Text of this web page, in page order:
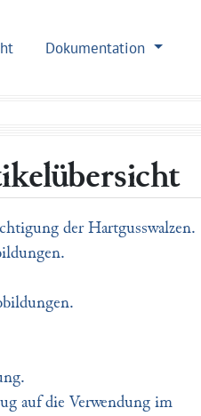
Dokumentation
der Hartgusswalzen.
auf die Verwendung im